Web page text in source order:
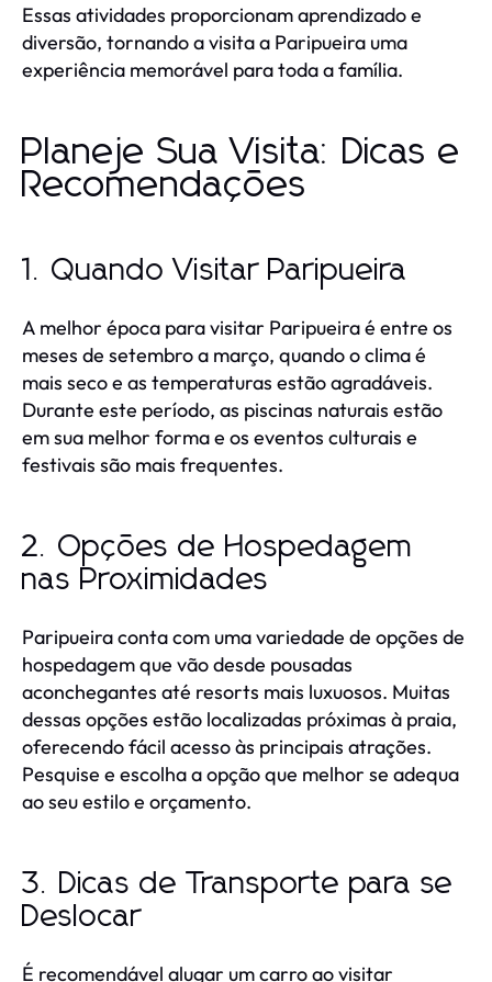
Essas atividades proporcionam aprendizado e
diversão, tornando a visita a Paripueira uma
experiência memorável para toda a família.
Planeje Sua Visita: Dicas e
Recomendações
1. Quando Visitar Paripueira
A melhor época para visitar Paripueira é entre os
meses de setembro a março, quando o clima é
mais seco e as temperaturas estão agradáveis.
Durante este período, as piscinas naturais estão
em sua melhor forma e os eventos culturais e
festivais são mais frequentes.
2. Opções de Hospedagem
nas Proximidades
Paripueira conta com uma variedade de opções de
hospedagem que vão desde pousadas
aconchegantes até resorts mais luxuosos. Muitas
dessas opções estão localizadas próximas à praia,
oferecendo fácil acesso às principais atrações.
Pesquise e escolha a opção que melhor se adequa
ao seu estilo e orçamento.
3. Dicas de Transporte para se
Deslocar
É recomendável alugar um carro ao visitar